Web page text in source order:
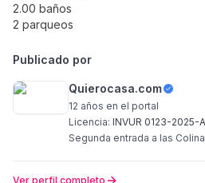
2.00 baños
2 parqueos
Publicado por
Quierocasa.com
12 años en el portal
Licencia: INVUR 0123-2025-A
Segunda entrada a las
Ver perfil completo